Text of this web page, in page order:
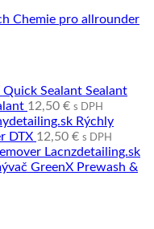
Chemie pro allrounder
Sealant
12,50 € s DPH
Rýchly
DTX 12,50 € s DPH
GreenX Prewash &